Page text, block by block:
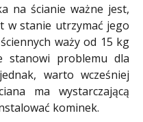
na ścianie ważne jest,
w stanie utrzymać jego
waży od 15 kg
stanowi problemu dla
warto wcześniej
ma wystarczającą
kominek.